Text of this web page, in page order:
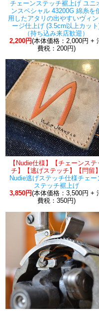
チェーンステッチ裾上げ ユニ
ンスペシャル 43200G 綿糸を
用したアタリの出やすいヴィ
ージ仕上げ (3.5cm以上カッ
（持ち込み来店歓迎）
2,200円(本体価格：2,000円 +
費税：200円)
【Nudie仕様】【チェーンステ
チ】【逃げステッチ】【閂留】
Nudie逃げステッチ仕様チェー
ステッチ裾上げ
3,850円(本体価格：3,500円 +
費税：350円)